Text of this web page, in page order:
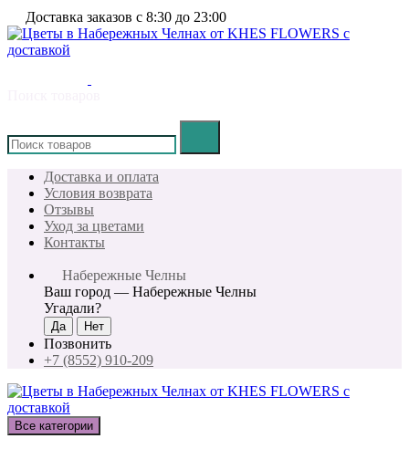
Доставка заказов с 8:30 до 23:00
Доставка и оплата
Условия возврата
Отзывы
Уход за цветами
Контакты
Набережные Челны
Ваш город — Набережные Челны
Угадали?
Позвонить
+7 (8552) 910-209
Все категории